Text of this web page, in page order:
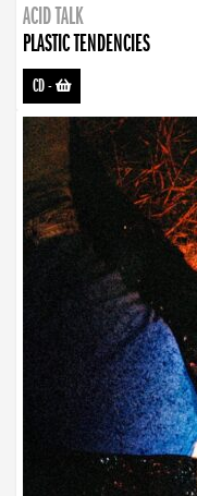
ACID TALK
PLASTIC TENDENCIES
CD-